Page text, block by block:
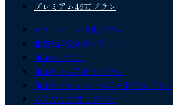
プレミアム46万プラン
ロケーション撮影プラン
和装&洋装撮影プラン
前撮りプラン
前撮り＋映像付きプラン
前撮り＋キャンバスボード付きプラン
みんなで前撮りプラン